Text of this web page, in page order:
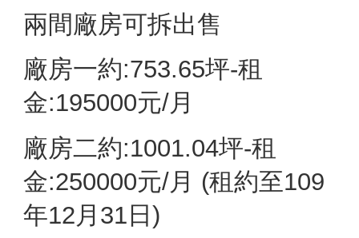
兩間廠房可拆出售
廠房一約:753.65坪-租
⾦:195000元/⽉
廠房二約:1001.04坪-租
⾦:250000元/⽉ (租約⾄109
年12⽉31⽇)